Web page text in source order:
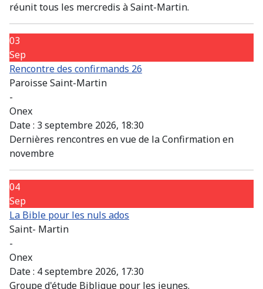
réunit tous les mercredis à Saint-Martin.
03
Sep
Rencontre des confirmands 26
Paroisse Saint-Martin
-
Onex
Date : 3 septembre 2026, 18:30
Dernières rencontres en vue de la Confirmation en
novembre
04
Sep
La Bible pour les nuls ados
Saint- Martin
-
Onex
Date : 4 septembre 2026, 17:30
Groupe d'étude Biblique pour les jeunes.